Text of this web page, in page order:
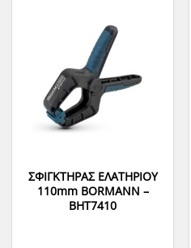
ΣΦΙΓΚΤΗΡΑΣ ΕΛΑΤΗΡΙΟΥ
110mm BORMANN –
BHT7410